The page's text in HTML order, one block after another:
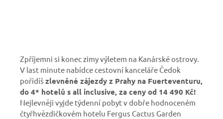
Zpříjemni si konec zimy výletem na Kanárské ostrovy.
V last minute nabídce cestovní kanceláře Čedok
pořídíš zlevněné zájezdy z Prahy na Fuerteventuru,
do 4* hotelů s all inclusive, za ceny od 14 490 Kč!
Nejlevněji vyjde týdenní pobyt v dobře hodnoceném
čtyřhvězdičkovém hotelu Fergus Cactus Garden